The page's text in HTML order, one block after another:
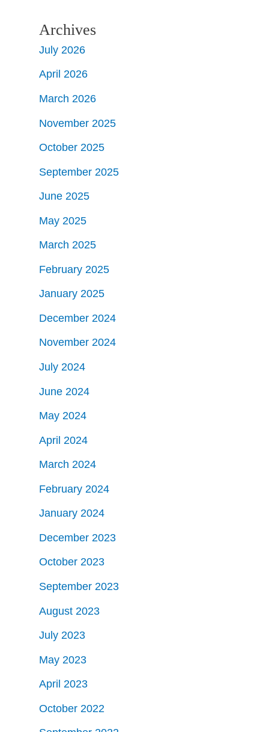
Archives
July 2026
April 2026
March 2026
November 2025
October 2025
September 2025
June 2025
May 2025
March 2025
February 2025
January 2025
December 2024
November 2024
July 2024
June 2024
May 2024
April 2024
March 2024
February 2024
January 2024
December 2023
October 2023
September 2023
August 2023
July 2023
May 2023
April 2023
October 2022